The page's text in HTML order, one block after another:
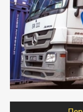
- Контейнерные
оборудованном
безопасно.
- Наша
организовать
стандартных
шаландах и
используя